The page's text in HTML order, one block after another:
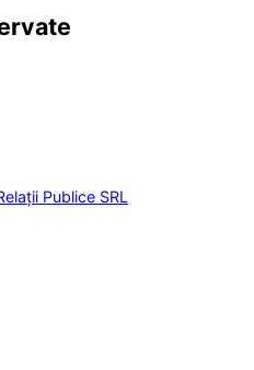
Publice SRL